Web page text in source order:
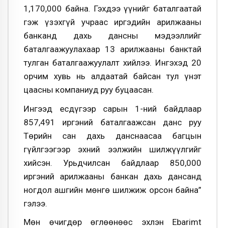
1,170,000 байна. Гэхдээ үүнийг баталгаатай
гэж үзэхгүй учраас иргэдийн арилжааны
банканд дахь дансны мэдээллийг
баталгаажуулахаар 13 арилжааны банктай
тулган баталгаажуулалт хийлээ. Ингэхэд 20
орчим хувь нь алдаатай байсан тул үнэт
цаасны компаниуд руу буцаасан.
Ингээд есдүгээр сарын 1-ний байдлаар
857,491 иргэний баталгаажсан данс руу
Төрийн сан дахь данснаасаа багцын
гүйлгээгээр эхний ээлжийн шилжүүлгийг
хийсэн. Урьдчилсан байдлаар 850,000
иргэний арилжааны банкан дахь дансанд
ногдол ашгийн мөнгө шилжиж орсон байна”
гэлээ.
Мөн өчигдөр өглөөнөөс эхлэн Ebarimt